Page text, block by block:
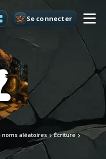
Se connecter
noms aléatoires Écriture